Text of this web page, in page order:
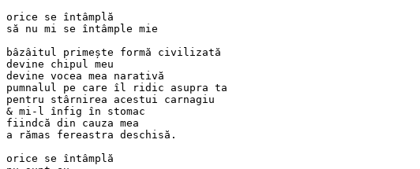
orice se întâmplă
să nu mi se întâmple mie
bâzâitul primește formă civilizată
devine chipul meu
devine vocea mea narativă
pumnalul pe care îl ridic asupra ta
pentru stârnirea acestui carnagiu
& mi-l înfig în stomac
fiindcă din cauza mea
a rămas fereastra deschisă.
orice se întâmplă